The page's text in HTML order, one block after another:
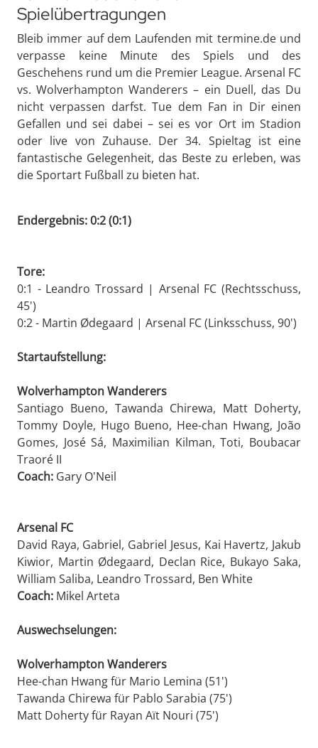
Spielübertragungen
Bleib immer auf dem Laufenden mit termine.de und
verpasse keine Minute des Spiels und des
Geschehens rund um die Premier League. Arsenal FC
vs. Wolverhampton Wanderers – ein Duell, das Du
nicht verpassen darfst. Tue dem Fan in Dir einen
Gefallen und sei dabei – sei es vor Ort im Stadion
oder live von Zuhause. Der 34. Spieltag ist eine
fantastische Gelegenheit, das Beste zu erleben, was
die Sportart Fußball zu bieten hat.
Endergebnis: 0:2 (0:1)
Tore:
0:1 - Leandro Trossard | Arsenal FC (Rechtsschuss,
45')
0:2 - Martin Ødegaard | Arsenal FC (Linksschuss, 90')
Startaufstellung:
Wolverhampton Wanderers
Santiago Bueno, Tawanda Chirewa, Matt Doherty,
Tommy Doyle, Hugo Bueno, Hee-chan Hwang, João
Gomes, José Sá, Maximilian Kilman, Toti, Boubacar
Traoré II
Coach: Gary O'Neil
Arsenal FC
David Raya, Gabriel, Gabriel Jesus, Kai Havertz, Jakub
Kiwior, Martin Ødegaard, Declan Rice, Bukayo Saka,
William Saliba, Leandro Trossard, Ben White
Coach: Mikel Arteta
Auswechselungen:
Wolverhampton Wanderers
Hee-chan Hwang für Mario Lemina (51')
Tawanda Chirewa für Pablo Sarabia (75')
Matt Doherty für Rayan Aït Nouri (75')